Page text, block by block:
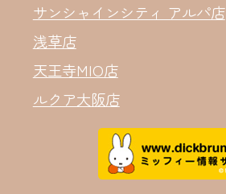
サンシャインシティ アルパ店
浅草店
天王寺MIO店
ルクア大阪店